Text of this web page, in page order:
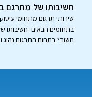
חשיבותו של מתרגם
בתחומים הבאים:
חשוב? בתחום התרגום נהוג